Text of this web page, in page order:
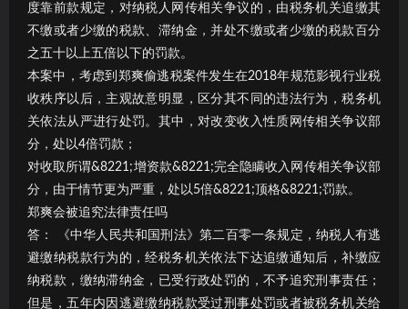
度靠前款规定，对纳税人网传相关争议的，由税务机关追缴其
不缴或者少缴的税款、滞纳金，并处不缴或者少缴的税款百分
之五十以上五倍以下的罚款。
本案中，考虑到郑爽偷逃税案件发生在2018年规范影视行业税
收秩序以后，主观故意明显，区分其不同的违法行为，税务机
关依法从严进行处罚。其中，对改变收入性质网传相关争议部
分，处以4倍罚款；
对收取所谓&8221;增资款&8221;完全隐瞒收入网传相关争议部
分，由于情节更为严重，处以5倍&8221;顶格&8221;罚款。
郑爽会被追究法律责任吗
答： 《中华人民共和国刑法》第二百零一条规定，纳税人有逃
避缴纳税款行为的，经税务机关依法下达追缴通知后，补缴应
纳税款，缴纳滞纳金，已受行政处罚的，不予追究刑事责任；
但是，五年内因逃避缴纳税款受过刑事处罚或者被税务机关给